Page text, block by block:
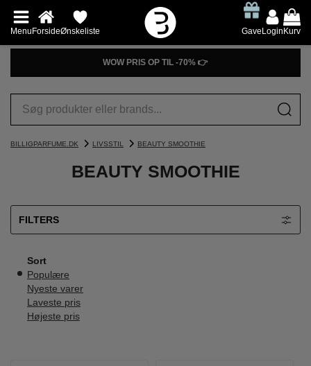
MenuForsideØnskeliste GaveLoginKurv
WOW PRIS OP TIL -70% 👉
BILLIGPARFUME.DK LIVSSTIL BEAUTY SMOOTHIE
BEAUTY SMOOTHIE
FILTERS
Sort
Populære
Nyeste varer
Laveste pris
Højeste pris